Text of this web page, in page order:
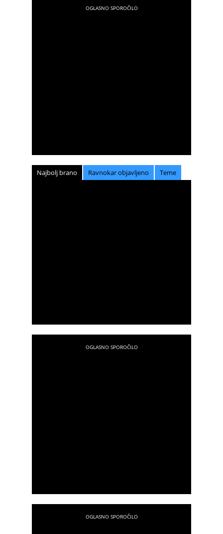
Najbolj brano Ravnokar objavljeno Teme